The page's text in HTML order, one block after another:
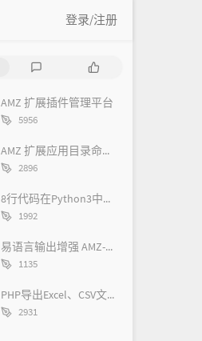
登录/注册
评
作
AMZ 扩展插件管理平台
字
5956
AMZ 扩展应用目录命名规范
字
2896
8行代码在Python3中实现多核并行执行
字
1992
易语言输出增强 AMZ-Plugin
字
1135
PHP导出Excel、CSV文件，并解决显示不正常等问题
字
2931